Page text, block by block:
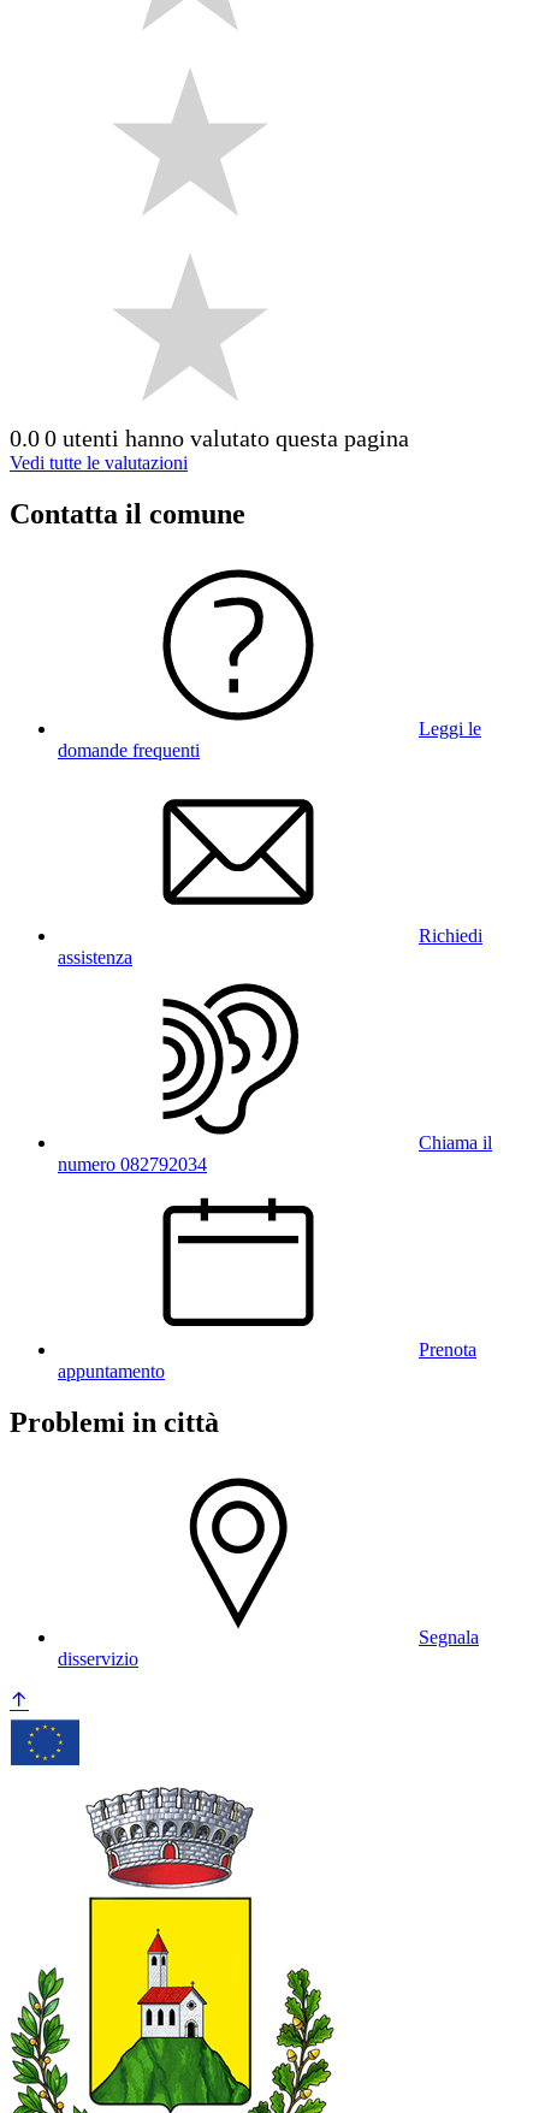
0.00 utenti hanno valutato questa pagina
Vedi tutte le valutazioni
Contatta il comune
Leggi le
domande frequenti
Richiedi
assistenza
Chiama il
numero 082792034
Prenota
appuntamento
Problemi in città
Segnala
disservizio